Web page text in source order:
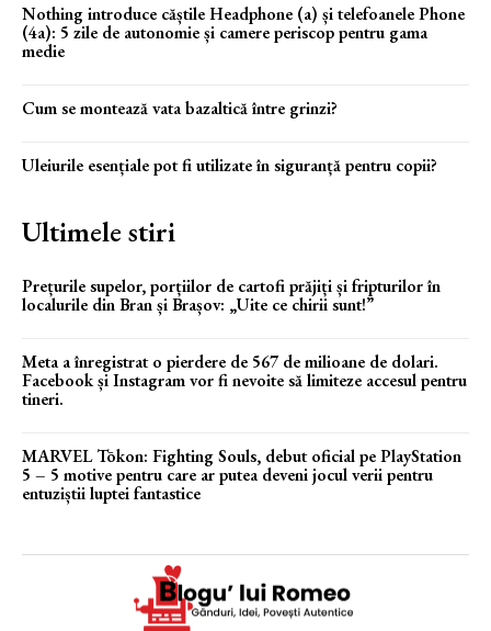
Nothing introduce căștile Headphone (a) și telefoanele Phone
(4a): 5 zile de autonomie și camere periscop pentru gama
medie
Cum se montează vata bazaltică între grinzi?
Uleiurile esențiale pot fi utilizate în siguranță pentru copii?
Ultimele stiri
Prețurile supelor, porțiilor de cartofi prăjiți și fripturilor în
localurile din Bran și Brașov: „Uite ce chirii sunt!”
Meta a înregistrat o pierdere de 567 de milioane de dolari.
Facebook și Instagram vor fi nevoite să limiteze accesul pentru
tineri.
MARVEL Tōkon: Fighting Souls, debut oficial pe PlayStation
5 – 5 motive pentru care ar putea deveni jocul verii pentru
entuziștii luptei fantastice